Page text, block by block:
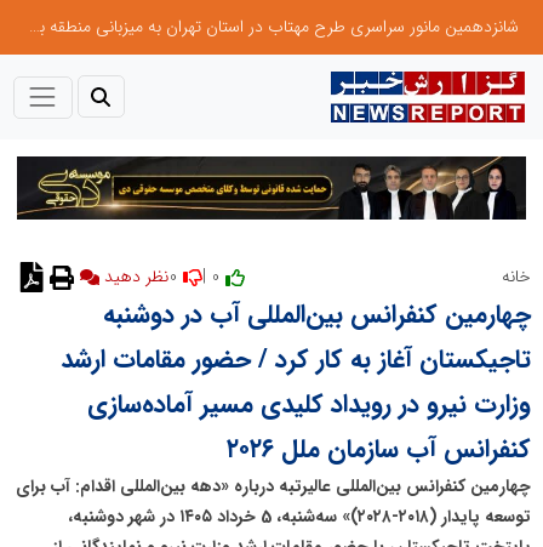
شانزدهمین مانور سراسری طرح مهتاب در استان تهران به میزبانی منطقه برق لواسان
خانه نظر دهید
چهارمین کنفرانس بین‌المللی آب در دوشنبه
تاجیکستان آغاز به کار کرد / حضور مقامات ارشد
وزارت نیرو در رویداد کلیدی مسیر آماده‌سازی
کنفرانس آب سازمان ملل ۲۰۲۶
چهارمین کنفرانس بین‌المللی عالیرتبه درباره «دهه بین‌المللی اقدام: آب برای
توسعه پایدار (۲۰۱۸-۲۰۲۸)» سه‌شنبه، 5 خرداد ۱۴۰۵ در شهر دوشنبه،